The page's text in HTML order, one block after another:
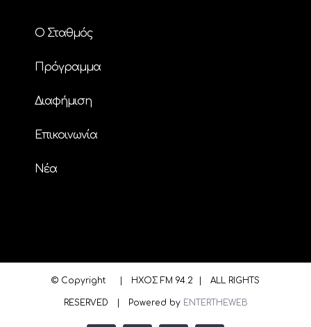
Ο Σταθμός
Πρόγραμμα
Διαφήμιση
Επικοινωνία
Nέα
© Copyright | ΗΧΟΣ FM 94.2 | ALL RIGHTS
RESERVED | Powered by ENTERTHEWEB